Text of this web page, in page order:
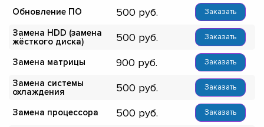
Обновление ПО 500 Заказать
Замена HDD (замена
жёсткого диска)
500 Заказать
Замена матрицы 900 Заказать
Замена системы
охлаждения
500 Заказать
Замена процессора 500 Заказать